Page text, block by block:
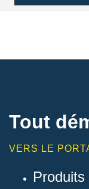
Tout
VERS LE
Produits